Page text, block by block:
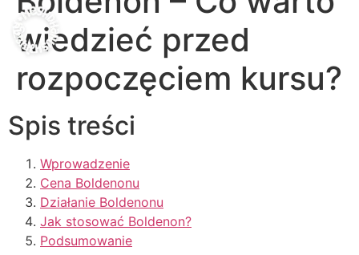
wiedzieć przed
rozpoczęciem kursu?
Spis treści
Wprowadzenie
Cena Boldenonu
Działanie Boldenonu
Jak stosować Boldenon?
Podsumowanie